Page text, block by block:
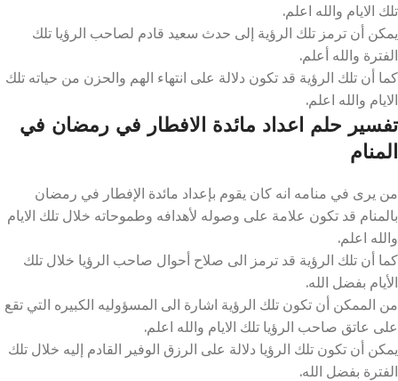
تلك الايام والله اعلم.
يمكن أن ترمز تلك الرؤية إلى حدث سعيد قادم لصاحب الرؤيا تلك
الفترة والله أعلم.
كما أن تلك الرؤية قد تكون دلالة على انتهاء الهم والحزن من حياته تلك
الايام والله اعلم.
تفسير حلم اعداد مائدة الافطار في رمضان في
المنام
من يرى في منامه انه كان يقوم بإعداد مائدة الإفطار في رمضان
بالمنام قد تكون علامة على وصوله لأهدافه وطموحاته خلال تلك الايام
والله اعلم.
كما أن تلك الرؤية قد ترمز الى صلاح أحوال صاحب الرؤيا خلال تلك
الأيام بفضل الله.
من الممكن أن تكون تلك الرؤية اشارة الى المسؤوليه الكبيره التي تقع
على عاتق صاحب الرؤيا تلك الايام والله اعلم.
يمكن أن تكون تلك الرؤيا دلالة على الرزق الوفير القادم إليه خلال تلك
الفترة بفضل الله.